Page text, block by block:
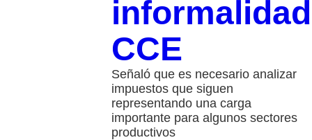
CCE
Señaló que es necesario analizar
impuestos que siguen
representando una carga
importante para algunos sectores
productivos